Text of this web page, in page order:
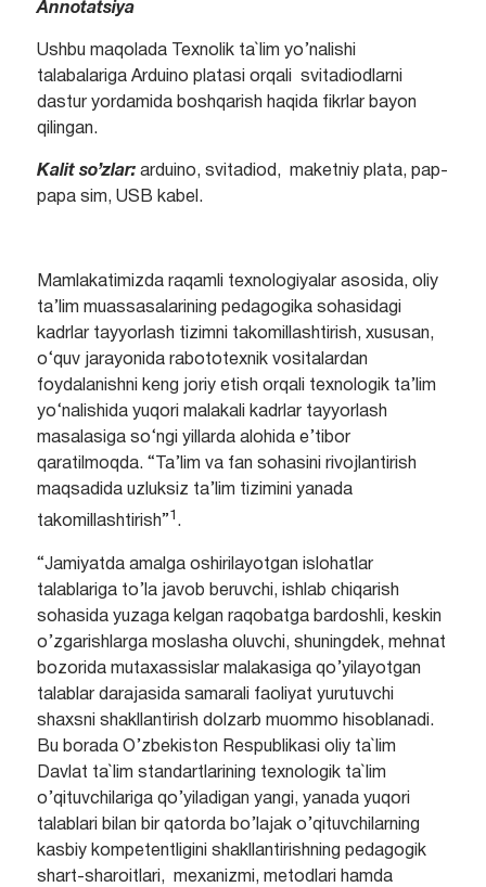
Annotatsiya
Ushbu maqolada Texnolik ta`lim yo’nalishi
talabalariga Arduino platasi orqali svitadiodlarni
dastur yordamida boshqarish haqida fikrlar bayon
qilingan.
Kalit so’zlar: arduino, svitadiod, maketniy plata, pap-
papa sim, USB kabel.
Mamlakatimizda raqamli texnologiyalar asosida, oliy
ta’lim muassasalarining pedagogika sohasidagi
kadrlar tayyorlash tizimni takomillashtirish, xususan,
o‘quv jarayonida rabototexnik vositalardan
foydalanishni keng joriy etish orqali texnologik ta’lim
yo‘nalishida yuqori malakali kadrlar tayyorlash
masalasiga so‘ngi yillarda alohida e’tibor
qaratilmoqda. “Ta’lim va fan sohasini rivojlantirish
maqsadida uzluksiz ta’lim tizimini yanada
takomillashtirish” 1 .
“Jamiyatda amalga oshirilayotgan islohatlar
talablariga to’la javob beruvchi, ishlab chiqarish
sohasida yuzaga kelgan raqobatga bardoshli, keskin
o’zgarishlarga moslasha oluvchi, shuningdek, mehnat
bozorida mutaxassislar malakasiga qo’yilayotgan
talablar darajasida samarali faoliyat yurutuvchi
shaxsni shakllantirish dolzarb muommo hisoblanadi.
Bu borada O’zbekiston Respublikasi oliy ta`lim
Davlat ta`lim standartlarining texnologik ta`lim
o’qituvchilariga qo’yiladigan yangi, yanada yuqori
talablari bilan bir qatorda bo’lajak o’qituvchilarning
kasbiy kompetentligini shakllantirishning pedagogik
shart-sharoitlari, mexanizmi, metodlari hamda